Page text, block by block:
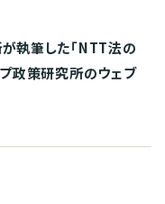
執筆した「NTT法の
政策研究所のウェブ